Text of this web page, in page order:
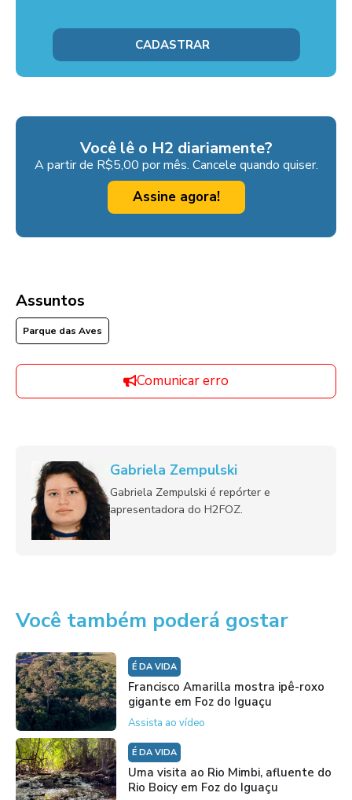
Você lê o H2 diariamente?
A partir de R$5,00 por mês. Cancele quando quiser.
Assine agora!
Assuntos
Parque das Aves
Comunicar erro
Gabriela Zempulski
Gabriela Zempulski é repórter e
apresentadora do H2FOZ.
Você também poderá gostar
É DA VIDA
Francisco Amarilla mostra ipê-roxo
gigante em Foz do Iguaçu
Assista ao vídeo
É DA VIDA
Uma visita ao Rio Mimbi, afluente do
Rio Boicy em Foz do Iguaçu